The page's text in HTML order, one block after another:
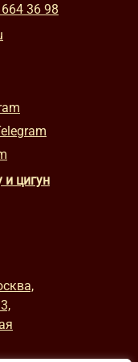
36 98
и цигун